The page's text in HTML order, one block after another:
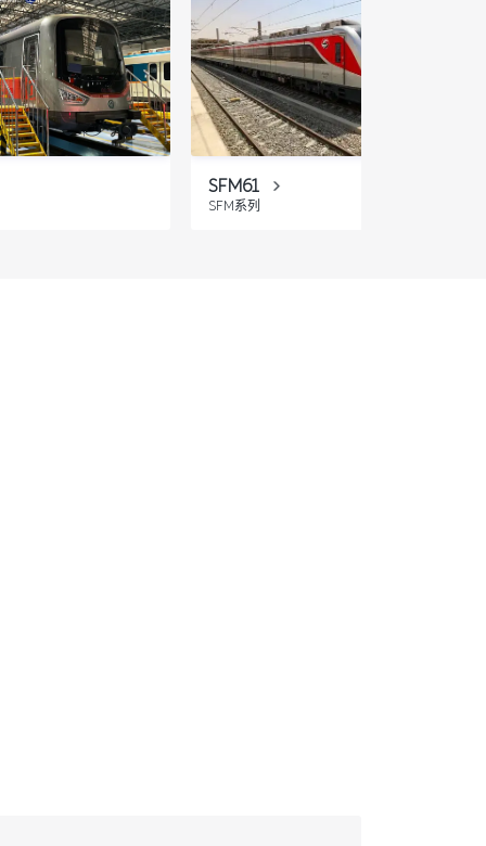
SFM61
SFM系列